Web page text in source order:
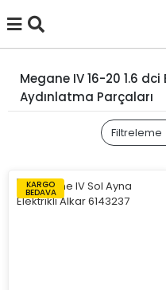
Megane IV 16-20 1.6 dci
Aydınlatma Parçaları
Filtreleme
KARGO
BEDAVA